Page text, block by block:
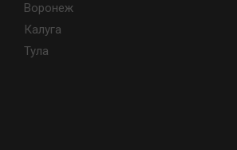
Воронеж
Калуга
Тула